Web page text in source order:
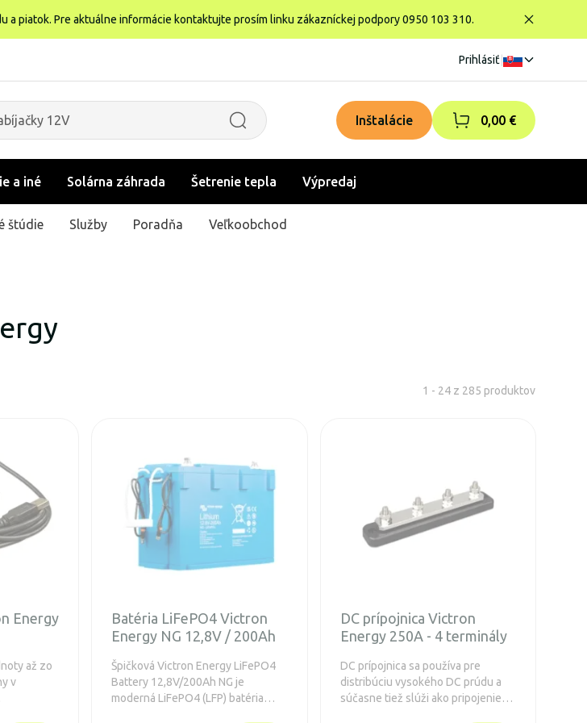
a piatok. Pre aktuálne informácie kontaktujte prosím linku zákazníckej podpory 0950 103 310.
Prihlásiť
Inštalácie 0,00 €
a iné Solárna záhrada Šetrenie tepla Výpredaj
štúdie Služby Poradňa Veľkoobchod
1 - 24 z 285 produktov
Energy
až zo
v
Batéria LiFePO4 Victron
Energy NG 12,8V / 200Ah
Špičková Victron Energy LiFePO4
Battery 12,8V/200Ah NG je
moderná LiFePO4 (LFP) batéria
DC prípojnica Victron
Energy 250A - 4 terminály
DC prípojnica sa používa pre
distribúciu vysokého DC prúdu a
súčasne tiež slúži ako pripojenie